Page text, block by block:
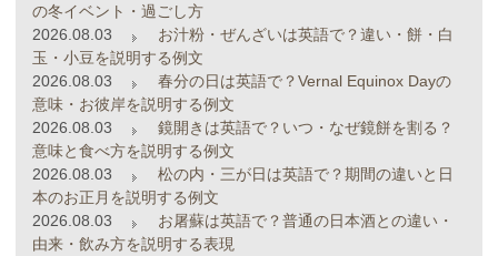
の冬イベント・過ごし方
2026.08.03
お汁粉・ぜんざいは英語で？違い・餅・白
玉・小豆を説明する例文
2026.08.03
春分の日は英語で？Vernal Equinox Dayの
意味・お彼岸を説明する例文
2026.08.03
鏡開きは英語で？いつ・なぜ鏡餅を割る？
意味と食べ方を説明する例文
2026.08.03
松の内・三が日は英語で？期間の違いと日
本のお正月を説明する例文
2026.08.03
お屠蘇は英語で？普通の日本酒との違い・
由来・飲み方を説明する表現